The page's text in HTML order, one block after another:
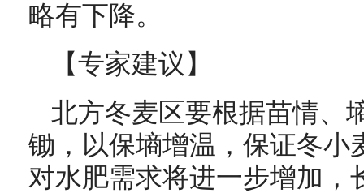
略有下降。
【专家建议】
北方冬麦区要根据苗情、
锄，以保墒增温，保证冬小
对水肥需求将进一步增加，